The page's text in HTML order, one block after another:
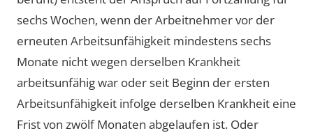
sechs Wochen, wenn der Arbeitnehmer vor der
erneuten Arbeitsunfähigkeit mindestens sechs
Monate nicht wegen derselben Krankheit
arbeitsunfähig war oder seit Beginn der ersten
Arbeitsunfähigkeit infolge derselben Krankheit eine
Frist von zwölf Monaten abgelaufen ist. Oder